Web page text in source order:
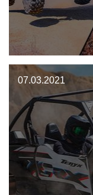
07.03.2021